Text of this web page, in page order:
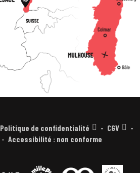
Politique de confidentialité
CGV
Accessibilité : non conforme